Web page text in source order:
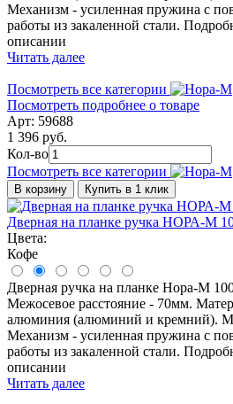
Механизм - усиленная пружина с
работы из закаленной стали.
описании
Читать далее
Посмотреть все категории
Посмотреть подробнее о товаре
Арт: 59688
1 396 руб.
Кол-во
Посмотреть все категории
В корзину Купить в 1 клик
Дверная на планке ручка НОРА-М
Цвета:
Кофе
Дверная ручка на планке Нора-М
Межосевое расстояние - 70мм.
алюминия (алюминий и кремний).
Механизм - усиленная пружина с
работы из закаленной стали.
описании
Читать далее